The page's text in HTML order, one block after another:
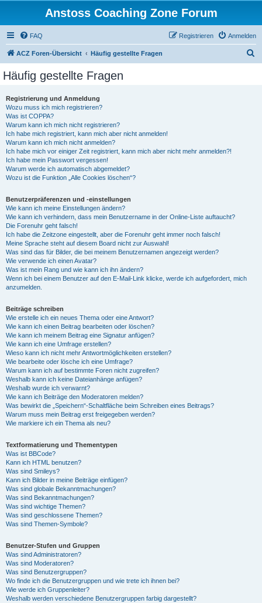
Anstoss Coaching Zone Forum
FAQ Anmelden
Registrieren
ACZ Foren-Übersicht Häufig gestellte Fragen
Häufig gestellte Fragen
Registrierung und Anmeldung
Wozu muss ich mich registrieren?
Was ist COPPA?
Warum kann ich mich nicht registrieren?
Ich habe mich registriert, kann mich aber nicht anmelden!
Warum kann ich mich nicht anmelden?
Ich habe mich vor einiger Zeit registriert, kann mich aber nicht mehr anmelden?!
Ich habe mein Passwort vergessen!
Warum werde ich automatisch abgemeldet?
Wozu ist die Funktion „Alle Cookies löschen“?
Benutzerpräferenzen und -einstellungen
Wie kann ich meine Einstellungen ändern?
Wie kann ich verhindern, dass mein Benutzername in der Online-Liste auftaucht?
Die Forenuhr geht falsch!
Ich habe die Zeitzone eingestellt, aber die Forenuhr geht immer noch falsch!
Meine Sprache steht auf diesem Board nicht zur Auswahl!
Was sind das für Bilder, die bei meinem Benutzernamen angezeigt werden?
Wie verwende ich einen Avatar?
Was ist mein Rang und wie kann ich ihn ändern?
Wenn ich bei einem Benutzer auf den E-Mail-Link klicke, werde ich aufgefordert, mich
anzumelden.
Beiträge schreiben
Wie erstelle ich ein neues Thema oder eine Antwort?
Wie kann ich einen Beitrag bearbeiten oder löschen?
Wie kann ich meinem Beitrag eine Signatur anfügen?
Wie kann ich eine Umfrage erstellen?
Wieso kann ich nicht mehr Antwortmöglichkeiten erstellen?
Wie bearbeite oder lösche ich eine Umfrage?
Warum kann ich auf bestimmte Foren nicht zugreifen?
Weshalb kann ich keine Dateianhänge anfügen?
Weshalb wurde ich verwarnt?
Wie kann ich Beiträge den Moderatoren melden?
Was bewirkt die „Speichern“-Schaltfläche beim Schreiben eines Beitrags?
Warum muss mein Beitrag erst freigegeben werden?
Wie markiere ich ein Thema als neu?
Textformatierung und Thementypen
Was ist BBCode?
Kann ich HTML benutzen?
Was sind Smileys?
Kann ich Bilder in meine Beiträge einfügen?
Was sind globale Bekanntmachungen?
Was sind Bekanntmachungen?
Was sind wichtige Themen?
Was sind geschlossene Themen?
Was sind Themen-Symbole?
Benutzer-Stufen und Gruppen
Was sind Administratoren?
Was sind Moderatoren?
Was sind Benutzergruppen?
Wo finde ich die Benutzergruppen und wie trete ich ihnen bei?
Wie werde ich Gruppenleiter?
Weshalb werden verschiedene Benutzergruppen farbig dargestellt?